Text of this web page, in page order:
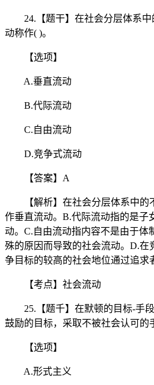
24.【题干】在社会分层体系中
动称作( )。
【选项】
A.垂直流动
B.代际流动
C.自由流动
D.竞争式流动
【答案】A
【解析】在社会分层体系中的
作垂直流动。B.代际流动指的是子
动。C.自由流动指内容不是由于体
殊的原因而导致的社会流动。D.在
争目标的较高的社会地位通过追求
【考点】社会流动
25.【题千】在默顿的目标-手段
鼓励的目标，采取不被社会认可的
【选项】
A.形式主义